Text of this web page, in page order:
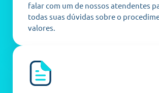
falar com um de nossos atendentes
todas suas dúvidas sobre o
valores.